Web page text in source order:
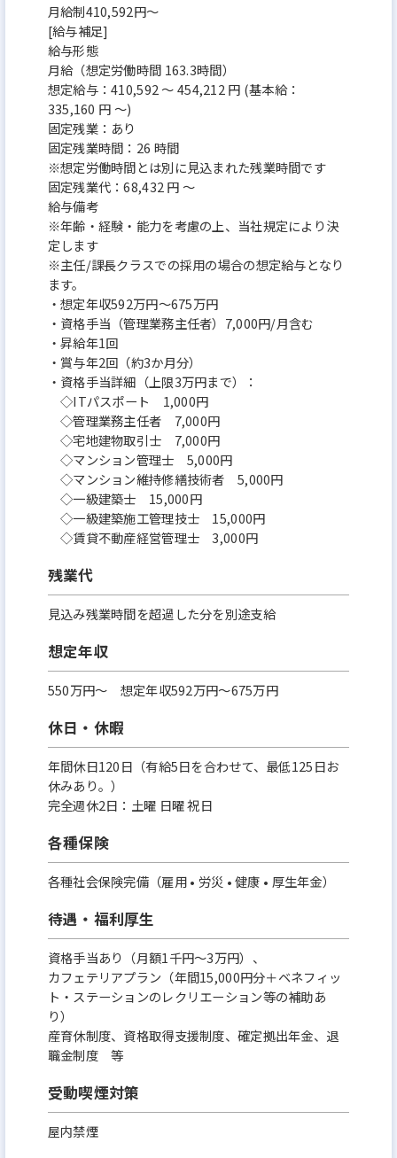
月給制410,592円～
[給与補足]
給与形態
月給（想定労働時間 163.3時間）
想定給与：410,592 ～ 454,212 円 (基本給：
335,160 円 ～)
固定残業：あり
固定残業時間：26 時間
※想定労働時間とは別に見込まれた残業時間です
固定残業代：68,432 円 ～
給与備考
※年齢・経験・能力を考慮の上、当社規定により決
定します
※主任/課長クラスでの採用の場合の想定給与となり
ます。
・想定年収592万円～675万円
・資格手当（管理業務主任者）7,000円/月含む
・昇給年1回
・賞与年2回（約3か月分）
・資格手当詳細（上限3万円まで）：
◇ITパスポート 1,000円
◇管理業務主任者 7,000円
◇宅地建物取引士 7,000円
◇マンション管理士 5,000円
◇マンション維持修繕技術者 5,000円
◇一級建築士 15,000円
◇一級建築施工管理技士 15,000円
◇賃貸不動産経営管理士 3,000円
残業代
見込み残業時間を超過した分を別途支給
想定年収
550万円〜 想定年収592万円～675万円
休日・休暇
年間休日120日（有給5日を合わせて、最低125日お
休みあり。）
完全週休2日：土曜 日曜 祝日
各種保険
各種社会保険完備（雇用 • 労災 • 健康 • 厚生年金）
待遇・福利厚生
資格手当あり（月額1千円～3万円）、
カフェテリアプラン（年間15,000円分＋ベネフィッ
ト・ステーションのレクリエーション等の補助あ
り）
産育休制度、資格取得支援制度、確定拠出年金、退
職金制度 等
受動喫煙対策
屋内禁煙